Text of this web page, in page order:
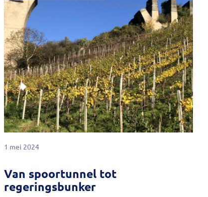
1 mei 2024
Van spoortunnel tot
regeringsbunker